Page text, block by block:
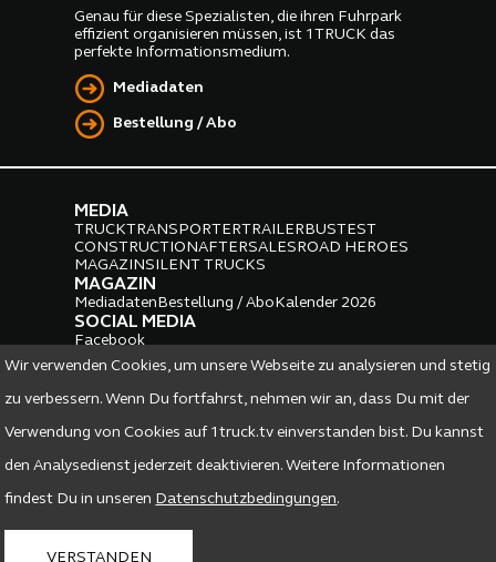
Wir verwenden Cookies, um unsere Webseite zu analysieren und stetig
zu verbessern. Wenn Du fortfahrst, nehmen wir an, dass Du mit der
Verwendung von Cookies auf 1truck.tv einverstanden bist. Du kannst
den Analysedienst jederzeit deaktivieren. Weitere Informationen
findest Du in unseren Datenschutzbedingungen.
VERSTANDEN
Genau für diese Spezialisten, die ihren Fuhrpark
effizient organisieren müssen, ist 1TRUCK das
perfekte Informationsmedium.
Mediadaten
Bestellung / Abo
MEDIA
TRUCKTRANSPORTERTRAILERBUSTEST
CONSTRUCTIONAFTERSALESROAD HEROES
MAGAZINSILENT TRUCKS
MAGAZIN
MediadatenBestellung / AboKalender 2026
SOCIAL MEDIA
Facebook
InstagramLinkedIn
IMPRESSUM